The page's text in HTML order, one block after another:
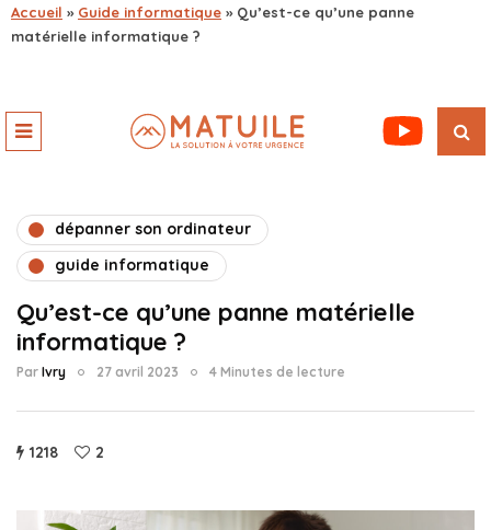
Accueil » Guide informatique » Qu’est-ce qu’une panne
matérielle informatique ?
dépanner son ordinateur
guide informatique
Qu’est-ce qu’une panne matérielle
informatique ?
Par Ivry 27 avril 2023 4 Minutes de lecture
1218 2